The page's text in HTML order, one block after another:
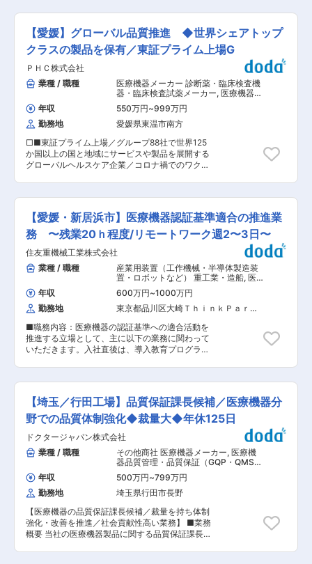
で、医薬の世界に新たなサービスを生み出してき
や販売に至るまで、製薬企業の全てのプロセスを
支援するサービスを提供しています。 変更の範
囲：会社の定める業務
予防的対応策の提案。リスク管理業務を推進。 コ
ンプライアンス問題の未然防止活動。 （5）品質
文化の醸成： グループ会社の基盤となる品質文化
を醸成し、各拠点が主体的に品質を向上させる仕
組みを構築する。 ■組織・働き方： ・配属：
PHCHD 品質・法規管理部 品質統括課 30〜60代
の社員6名 ・在宅勤務：あり、週1〜2日は出社。
入社後3か月間はオンボーディングのため原則出
社。（入社後3か月間も都度相談可） ・残業時
間：10〜20時間/月 ・出張：あり 国内（群馬、松
山、成田）月1回、1回あたり2、3日程度 海外
（UK、インドネシアなど）四半期-半期に1回、1
回あたり1週間程度 ■出向先 ・企業名：PHCホー
内容：各種ヘルスケア機器・サービスの開発・製
造・販売（糖尿病マネジメント、ヘルスケアソリ
囲：当社業務全般
で独自の地位を築いています！ 整形外科向けの人
工骨等を研究開発・製造し、整形外科向けセラミ
ックス人工骨販売金額では国内シェアトップクラ
スを誇る同社にて、医療機器製造販売業における
安全管理業務全般を担って頂きます。 ■業務詳細
・GVP（医療機器製造販売後安全管理基準）に基
づく安全管理体制の構築・運用 ・不具合・有害事
象情報の収集、評価、再発防止策の立案 ・行政機
関への報告対応（不具合報告(PMDA /FDA)） ・
社内関連部門（品質保証、開発、営業など）との
連携 ・外部委託先の管理および監査対応 ・社内
教育（GVP）の企画・実施 ・QMS（品質マネジ
メントシステム）、薬事との連携業務で対応する
場合、QMS、薬事業務も兼務あり ■商品特徴 骨
折や骨欠損に使用する吸収置換型人工骨
「OSferion」が主力商材です。これは自分の骨に
す。 ■就業環境の魅力 ・年間休日129日 ・土日祝
休み ・平均残業10〜20時間程度 ・入社と同時に
有給休暇を比例付与 ・産休育休取得率、復職率
100％ ■同社の特色 （1）民間のシンクタンクの
調査では、整形外科向けセラミックス人工骨販売
金額では国内シェアトップクラスを誇っていま
す。 （2）入社と同時に有給休暇を比例付与して
いるほか、社員の産休育休取得率および復職率は
契約社員を含め100％を誇っています。 （3）従
業員からのアイデアや提案を賞賛。主体性のある
方はやりがいを感じられます。 （4）社内は社
長、副社長問わず「さん」付けで呼び合う風通し
の良い風土があり、これまでの新卒社員の定着率
更の範囲：会社の定める業務
【愛媛】グローバル品質推進 ◆世界シェアトップ
クラスの製品を保有／東証プライム上場G
ＰＨＣ株式会社
業種 / 職種
医療機器メーカー 診断薬・臨床検査機
器・臨床検査試薬メーカー, 医療機器品
質管理・品質保証（GQP・QMS） 医
療機器安全管理（GVP）
年収 550万円~999万円
勤務地
愛媛県東温市南方
□■東証プライム上場／グループ88社で世界125
か国以上の国と地域にサービスや製品を展開する
グローバルヘルスケア企業／コロナ禍でのワクチ
質戦略と品質ガバナンスの企画と推進役を担い、
グループ会社の品質活動の目指すべき姿を定義し
つつ、必要な取り組みを企画し実行、推進してい
く。具体的には、品質基準の遵守支援、品質KPI
のモニタリング、グローバル人財ネットワークの
構築、品質リスク管理の強化を担当する。 （1）
品質ガバナンスの推進： PHCグループの目指す
べき品質の定義や共通言語化をし、グループ全体
に浸透させる。また必要に応じてグローバル品質
戦略を策定し、実行、推進する。 （2）品質KPI
のモニタリングと支援： 品質KPIの策定・分析を
通じてグループ全体の品質価値向上を図り、経営
層や事業部門と連携しながら品質改善の意思決定
を支援する。 （3）グローバル品質ネットワーク
の構築： グローバル拠点との情報共有・意識向上
できる体制を構築し、ネットワークを通じたベス
予防的対応策の提案。リスク管理業務を推進。 コ
ンプライアンス問題の未然防止活動。 （5）品質
文化の醸成： グループ会社の基盤となる品質文化
を醸成し、各拠点が主体的に品質を向上させる仕
組みを構築する。 ■組織・働き方： ・配属：
PHCHD 品質・法規管理部 品質統括課 30〜60代
の社員6名 ・在宅勤務：あり、週1〜2日は出社。
入社後3か月間はオンボーディングのため原則出
社。（入社後3か月間も都度相談可） ・残業時
間：10〜20時間/月 ・出張：あり 国内（群馬、東
京、成田）月1回、1回あたり2、3日程度 海外
（UK、インドネシアなど）四半期-半期に1回、1
回あたり1週間程度 ■出向先 ・企業名：PHCホー
内容：各種ヘルスケア機器・サービスの開発・製
【愛媛・新居浜市】医療機器認証基準適合の推進業
務 〜残業20ｈ程度/リモートワーク週2〜3日〜
住友重機械工業株式会社
業種 / 職種
産業用装置（工作機械・半導体製造装
置・ロボットなど） 重工業・造船, 医
療機器品質管理・品質保証（GQP・
QMS） 医療機器安全管理（GVP）
年収 600万円~1000万円
勤務地
東京都品川区大崎ＴｈｉｎｋＰａｒｋ
■職務内容：医療機器の認証基準への適合活動を
推進する立場として、主に以下の業務に関わって
いただきます。入社直後は、導入教育プログラム
事業部全体の製品知識と業務プロセスを習得して
頂きます。入社5年後以降、規格適合推進部門の
マネージャー・リーダーとしての活動推進を期待
しています。 【具体的には】 ・医療機器に関わ
る規格の制定・改訂情報を収集する。 ・事業部の
商品・技術と照らして規格を解釈し、技術部門(設
計部、カスタマーサポート部、製造部)に具体的な
行動指示を出す。 ・技術部門が作成する規格適合
根拠文書を点検する。 ・規格適合活動の進捗管理
を行う。 ・規格に関わる啓蒙活動、教育計画立案
を行う。 ・公的規格制定、標準化に関わる社内情
報管理・調整を行う。 【当事業部の製品に関係す
る医療機器認証基準の例】 ・JIS T 0601-1 医用
電気機器—第１部：基礎安全及び基本性能に関す
る一般要求事項 ・JIS T 14971 医療機器—リス
クマネジメントの医療機器への適用 ・JIS
【埼玉／行田工場】品質保証課長候補／医療機器分
野での品質体制強化◆裁量大◆年休125日
ドクタージャパン株式会社
業種 / 職種
その他商社 医療機器メーカー, 医療機
器品質管理・品質保証（GQP・QMS）
医療機器安全管理（GVP）
年収 500万円~799万円
勤務地
埼玉県行田市長野
【医療機器の品質保証課長候補／裁量を持ち体制
強化・改善を推進／社会貢献性高い業務】 ■業務
概要 当社の医療機器製品に関する品質保証課長候